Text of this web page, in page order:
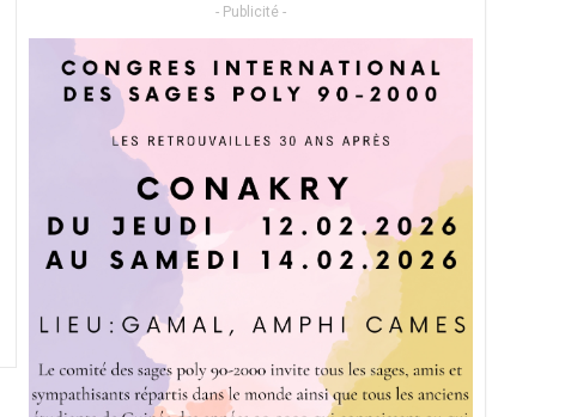
- Publicité -